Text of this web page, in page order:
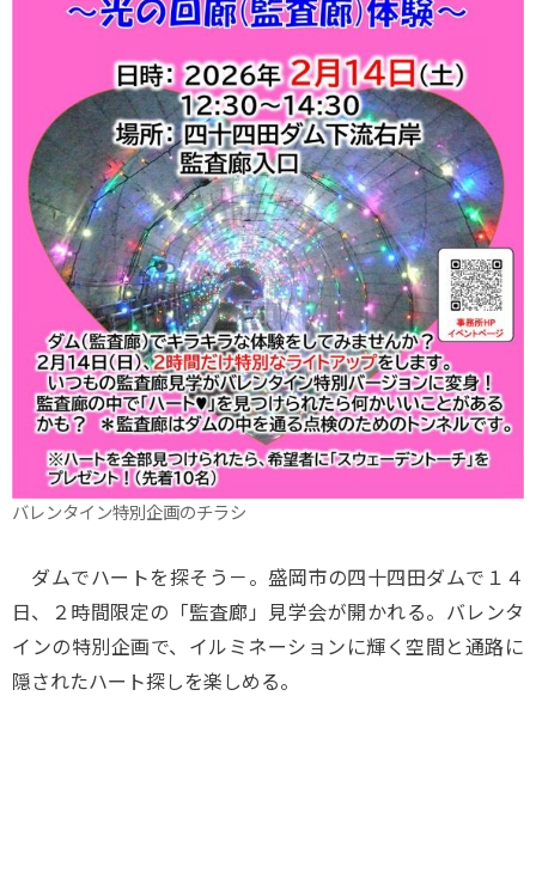
バレンタイン特別企画のチラシ
ダムでハートを探そう－。盛岡市の四十四田ダムで１４
日、２時間限定の「監査廊」見学会が開かれる。バレンタ
インの特別企画で、イルミネーションに輝く空間と通路に
隠されたハート探しを楽しめる。